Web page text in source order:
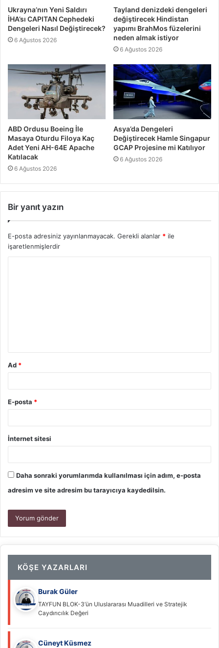
Ukrayna’nın Yeni Saldırı
İHA’sı CAPITAN Cephedeki
Dengeleri Nasıl Değiştirecek?
6 Ağustos 2026
Tayland denizdeki dengeleri
değiştirecek Hindistan
yapımı BrahMos füzelerini
neden almak istiyor
6 Ağustos 2026
ABD Ordusu Boeing İle
Masaya Oturdu Filoya Kaç
Adet Yeni AH-64E Apache
Katılacak
6 Ağustos 2026
Asya’da Dengeleri
Değiştirecek Hamle Singapur
GCAP Projesine mi Katılıyor
6 Ağustos 2026
Bir yanıt yazın
E-posta adresiniz yayınlanmayacak. Gerekli alanlar * ile
işaretlenmişlerdir
Ad *
E-posta *
İnternet sitesi
Daha sonraki yorumlarımda kullanılması için adım, e-posta
adresim ve site adresim bu tarayıcıya kaydedilsin.
KÖŞE YAZARLARI
Burak Güler
TAYFUN BLOK-3’ün Uluslararası Muadilleri ve Stratejik
Caydırıcılık Değeri
Cüneyt Küsmez